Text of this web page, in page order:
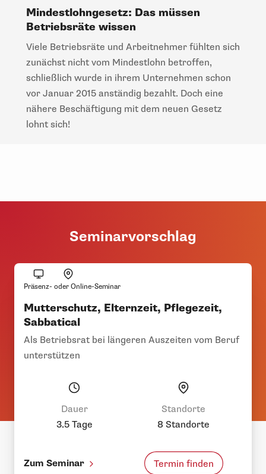
Mindestlohngesetz: Das müssen
Betriebsräte wissen
Viele Betriebsräte und Arbeitnehmer fühlten sich
zunächst nicht vom Mindestlohn betroffen,
schließlich wurde in ihrem Unternehmen schon
vor Januar 2015 anständig bezahlt. Doch eine
nähere Beschäftigung mit dem neuen Gesetz
lohnt sich!
Seminarvorschlag
Präsenz- oder Online-Seminar
Mutterschutz, Elternzeit, Pflegezeit,
Sabbatical
Als Betriebsrat bei längeren Auszeiten vom Beruf
unterstützen
Dauer
3.5 Tage
Standorte
8 Standorte
Zum Seminar Termin finden